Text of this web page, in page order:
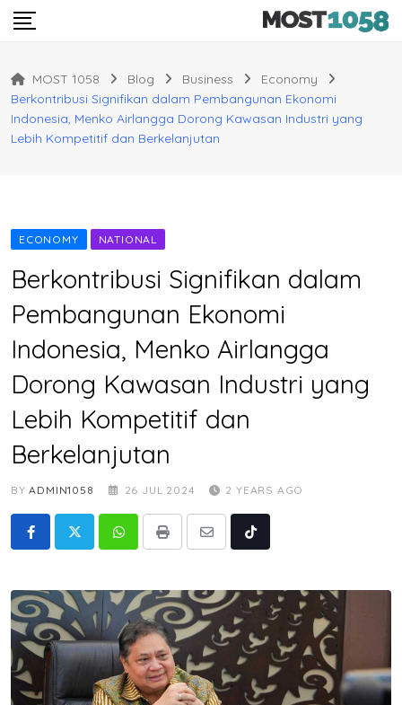
Skip
MOST 1058 Blog Business
Economy
Berkontribusi Signifikan dalam Pembangunan Ekonomi
Indonesia, Menko Airlangga Dorong Kawasan Industri yang
Lebih Kompetitif dan Berkelanjutan
ECONOMY NATIONAL
Berkontribusi Signifikan dalam
Pembangunan Ekonomi
Indonesia, Menko Airlangga
Dorong Kawasan Industri yang
Lebih Kompetitif dan
Berkelanjutan
BYADMIN1058 26 JUL 2024 2 YEARS AGO
WhatsappPrint
Share
Tiktok